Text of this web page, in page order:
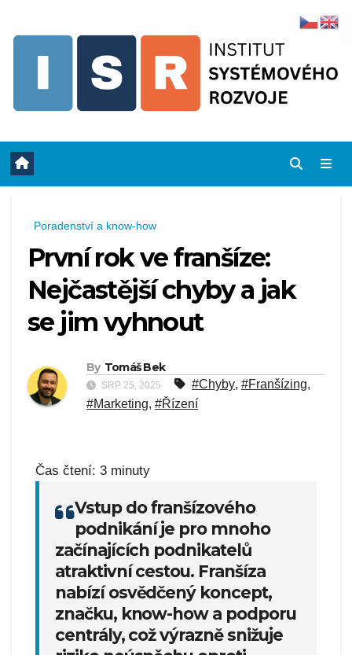
Poradenství a know-how
První rok ve franšíze:
Nejčastější chyby a jak
se jim vyhnout
By Tomáš Bek
SRP 25, 2025 #Chyby, #Franšízing,
#Marketing, #Řízení
Čas čtení: 3 minuty
Vstup do franšízového
podnikání je pro mnoho
začínajících podnikatelů
atraktivní cestou. Franšíza
nabízí osvědčený koncept,
značku, know-how a podporu
centrály, což výrazně snižuje